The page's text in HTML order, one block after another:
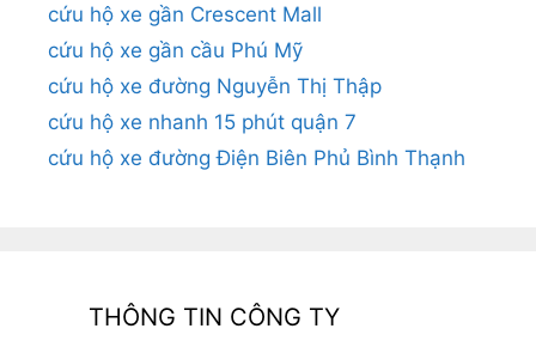
cứu hộ xe gần Crescent Mall
cứu hộ xe gần cầu Phú Mỹ
cứu hộ xe đường Nguyễn Thị Thập
cứu hộ xe nhanh 15 phút quận 7
cứu hộ xe đường Điện Biên Phủ Bình Thạnh
THÔNG TIN CÔNG TY